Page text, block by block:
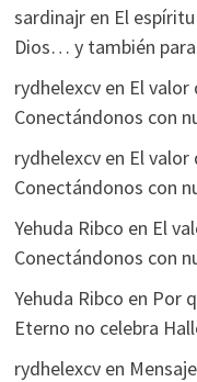
sardinajren El
Dios… y también
rydhelexcven El valor
Conectándonos con
rydhelexcven El valor
Conectándonos con
Yehuda Ribco en El
Conectándonos con
Yehuda Ribco en Por
Eterno no celebra
rydhelexcven